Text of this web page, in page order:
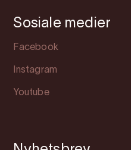
Sosiale medier
Facebook
Instagram
Youtube